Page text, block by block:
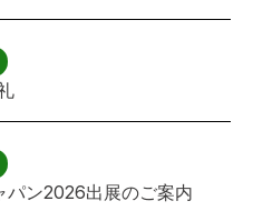
パン2026出展のご案内